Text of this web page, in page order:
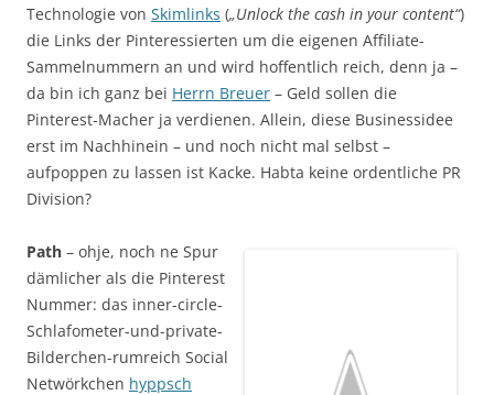
Technologie von Skimlinks („Unlock the cash in your content“)
die Links der Pinteressierten um die eigenen Affiliate-
Sammelnummern an und wird hoffentlich reich, denn ja –
da bin ich ganz bei Herrn Breuer – Geld sollen die
Pinterest-Macher ja verdienen. Allein, diese Businessidee
erst im Nachhinein – und noch nicht mal selbst –
aufpoppen zu lassen ist Kacke. Habta keine ordentliche PR
Division?
Path – ohje, noch ne Spur
dämlicher als die Pinterest
Nummer: das inner-circle-
Schlafometer-und-private-
Bilderchen-rumreich Social
Netwörkchen hyppsch